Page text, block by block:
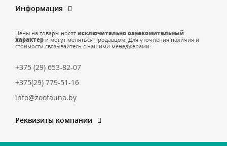
Информация
Цены на товары носят исключительно ознакомительный
характер и могут меняться продавцом. Для уточнения наличия и
стоимости связывайтесь с нашими менеджерами.
+375 (29) 653-82-07
+375(29) 779-51-16
info@zoofauna.by
Реквизиты компании